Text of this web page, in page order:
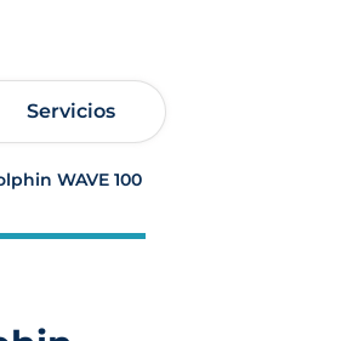
Servicios
WAVE 100